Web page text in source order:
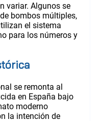
variar. Algunos se
bombos múltiples,
el sistema
para los números y
se remonta al
en España bajo
moderno
la intención de